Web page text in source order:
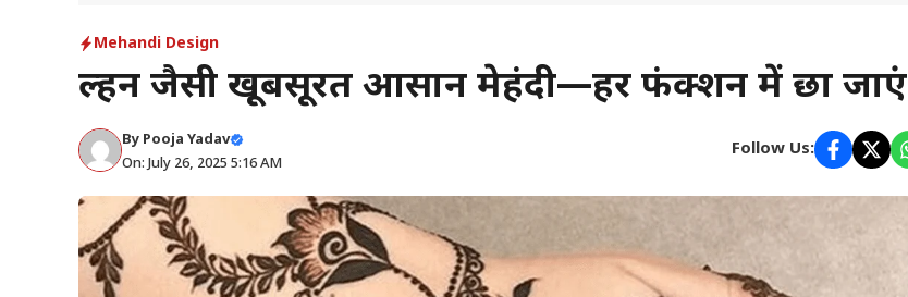
Mehandi Design
दुल्हन जैसी खूबसूरत आसान मेहंदी—हर फंक्शन में छा जाएं
By Pooja Yadav
On: July 26, 2025 5:16 AM
Follow Us: